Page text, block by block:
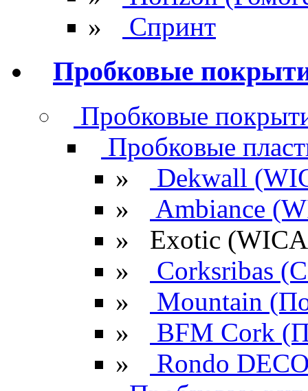
»
Спринт
Пробковые
Пробковые
Пробковые
»
Dekwall
»
Ambiance
» Exotic
»
Corksribas
»
Mountain
»
BFM Cork
»
Rondo